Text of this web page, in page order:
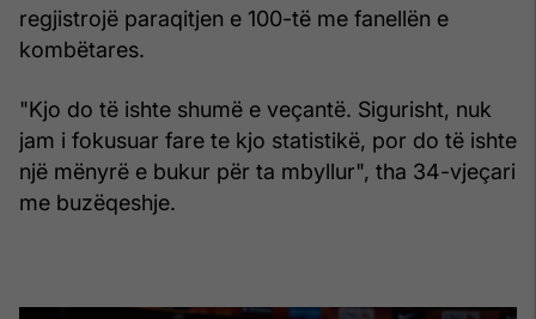
regjistrojë paraqitjen e 100-të me fanellën e
kombëtares.
"Kjo do të ishte shumë e veçantë. Sigurisht, nuk
jam i fokusuar fare te kjo statistikë, por do të ishte
një mënyrë e bukur për ta mbyllur", tha 34-vjeçari
me buzëqeshje.